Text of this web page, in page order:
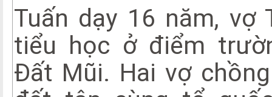
Tuấn dạy 16 năm, vợ
tiểu học ở điểm
Đất Mũi. Hai vợ